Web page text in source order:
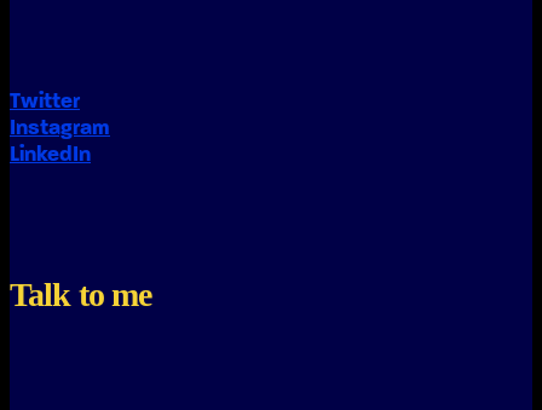
Twitter
Instagram
LinkedIn
Talk to me